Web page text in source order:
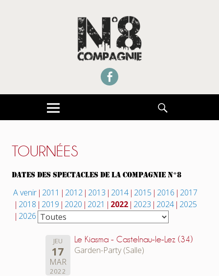
COMPAGNIE NUMERO 8
UNE COMPAGNIE THÉÂTRE DE RUE CONVENTIONNÉE DRAC ILE DE FRANCE
Facebook
RECHERCHE
TOURNÉES
DATES DES SPECTACLES DE LA COMPAGNIE N°8
A venir 2011 2012 2013 2014 2015 2016 2017
2018 2019 2020 2021 2022 2023 2024 2025
2026
JEU
17
MAR
2022
Le Kiasma - Castelnau-le-Lez (34)
Garden-Party (Salle)